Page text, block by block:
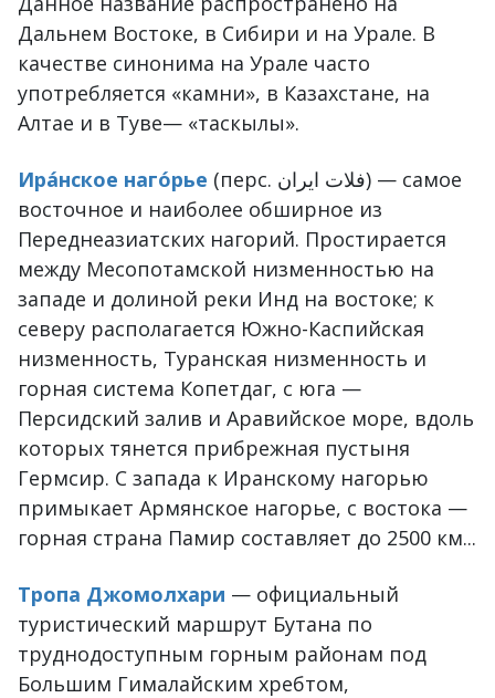
Дальнем Востоке, в Сибири и на Урале. В
качестве синонима на Урале часто
употребляется «камни», в Казахстане, на
Алтае и в Туве— «таскылы».
Ира́нское наго́рье (перс. فلات ایران‎) — самое
восточное и наиболее обширное из
Переднеазиатских нагорий. Простирается
между Месопотамской низменностью на
западе и долиной реки Инд на востоке; к
северу располагается Южно-Каспийская
низменность, Туранская низменность и
горная система Копетдаг, с юга —
Персидский залив и Аравийское море, вдоль
которых тянется прибрежная пустыня
Гермсир. С запада к Иранскому нагорью
примыкает Армянское нагорье, с востока —
горная страна Памир составляет до 2500 км...
Тропа Джомолхари — официальный
туристический маршрут Бутана по
труднодоступным горным районам под
Большим Гималайским хребтом,